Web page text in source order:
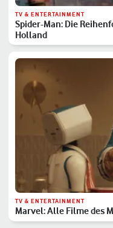
TV & ENTERTAINMENT
Spider-Man: Die
Holland
TV & ENTERTAINMENT
Marvel: Alle Filme des
Reihenfolge